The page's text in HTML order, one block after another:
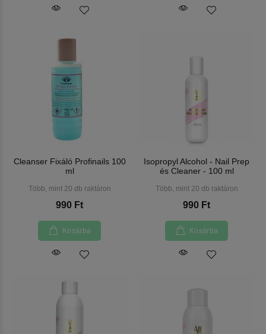
Cleanser Fixáló Profinails 100
ml
Több, mint 20 db raktáron
990 Ft
Kosárba
Isopropyl Alcohol - Nail Prep
és Cleaner - 100 ml
Több, mint 20 db raktáron
990 Ft
Kosárba